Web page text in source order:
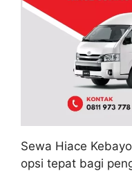
Sewa Hiace
opsi tepat bagi